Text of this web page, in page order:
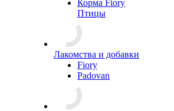
Корма Fiory
Птицы
Лакомства и добавки
Fiory
Padovan